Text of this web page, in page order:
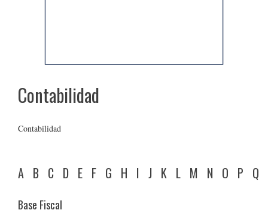
Contabilidad
Contabilidad
A B C D E F G H I J K L M N O P Q
Base Fiscal